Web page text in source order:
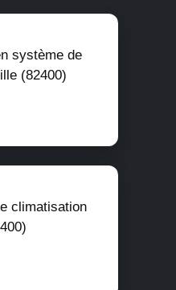
système de
(82400)
climatisation